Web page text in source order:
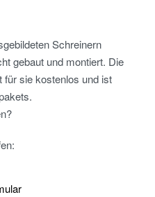
Schreinern
gebaut und montiert. Die
für sie kostenlos und ist